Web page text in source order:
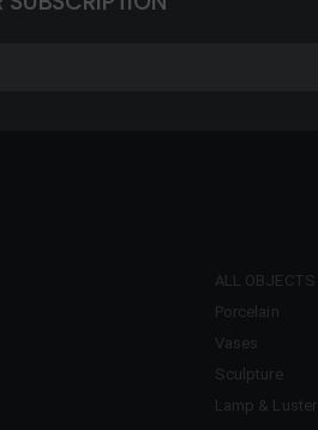
ALL OBJECTS
Porcelain
Vases
Sculpture
Lamp & Luster